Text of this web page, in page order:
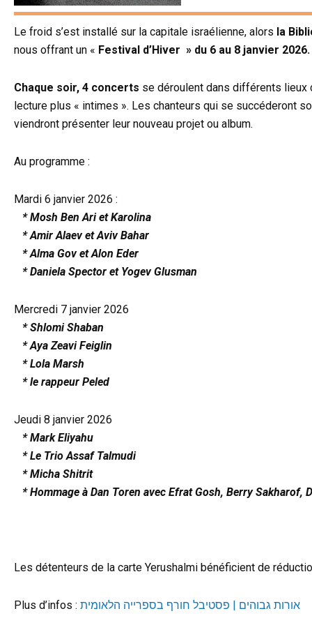
Le froid s’est installé sur la capitale israélienne, alors la
nous offrant un « Festival d’Hiver » du 6 au 8 janvier 2026.
Chaque soir, 4 concerts se déroulent dans différents lieux
lecture plus « intimes ». Les chanteurs qui se succéderont
viendront présenter leur nouveau projet ou album.
Au programme :
Mardi 6 janvier 2026 :
* Mosh Ben Ari et Karolina
* Amir Alaev et Aviv Bahar
* Alma Gov et Alon Eder
* Daniela Spector et Yogev Glusman
Mercredi 7 janvier 2026
* Shlomi Shaban
* Aya Zeavi Feiglin
* Lola Marsh
* le rappeur Peled
Jeudi 8 janvier 2026
* Mark Eliyahu
* Le Trio Assaf Talmudi
* Micha Shitrit
* Hommage à Dan Toren avec Efrat Gosh, Berry Sakharof,
Les détenteurs de la carte Yerushalmi bénéficient de
Plus d’infos : אורות גבוהים | פסטיבל חורף בספרייה הלאומית